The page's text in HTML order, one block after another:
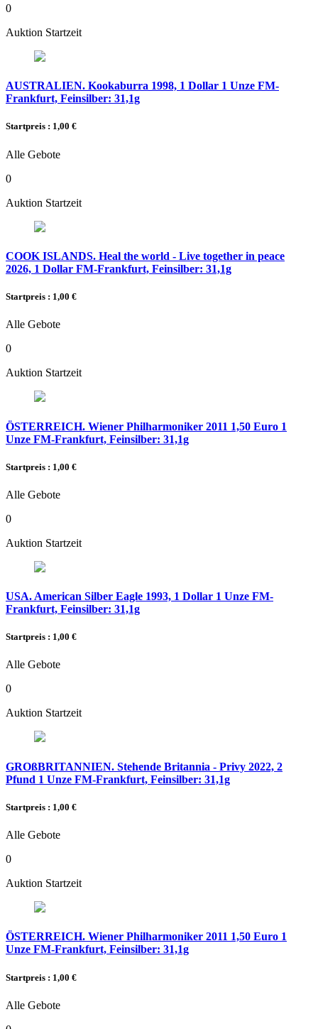
0
Auktion Startzeit
AUSTRALIEN. Kookaburra 1998, 1 Dollar 1 Unze FM-
Frankfurt, Feinsilber: 31,1g
Startpreis : 1,00 €
Alle Gebote
0
Auktion Startzeit
COOK ISLANDS. Heal the world - Live together in peace
2026, 1 Dollar FM-Frankfurt, Feinsilber: 31,1g
Startpreis : 1,00 €
Alle Gebote
0
Auktion Startzeit
ÖSTERREICH. Wiener Philharmoniker 2011 1,50 Euro 1
Unze FM-Frankfurt, Feinsilber: 31,1g
Startpreis : 1,00 €
Alle Gebote
0
Auktion Startzeit
USA. American Silber Eagle 1993, 1 Dollar 1 Unze FM-
Frankfurt, Feinsilber: 31,1g
Startpreis : 1,00 €
Alle Gebote
0
Auktion Startzeit
GROßBRITANNIEN. Stehende Britannia - Privy 2022, 2
Pfund 1 Unze FM-Frankfurt, Feinsilber: 31,1g
Startpreis : 1,00 €
Alle Gebote
0
Auktion Startzeit
ÖSTERREICH. Wiener Philharmoniker 2011 1,50 Euro 1
Unze FM-Frankfurt, Feinsilber: 31,1g
Startpreis : 1,00 €
Alle Gebote